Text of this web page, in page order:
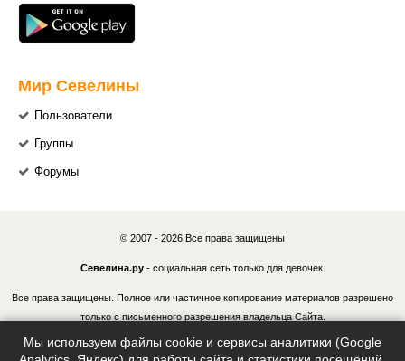
Мир Севелины
Пользователи
Группы
Форумы
© 2007 - 2026 Все права защищены
Севелина.ру- социальная сеть только для девочек.
Все права защищены. Полное или частичное копирование материалов разрешено
только с письменного разрешения владельца Сайта.
В случае обнаружения нарушений, виновные лица могут быть привлечены к
Мы используем файлы cookie и сервисы аналитики (Google